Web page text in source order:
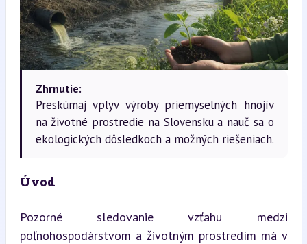
Zhrnutie:
Preskúmaj vplyv výroby priemyselných hnojív
na životné prostredie na Slovensku a nauč sa o
ekologických dôsledkoch a možných riešeniach.
Úvod
Pozorné sledovanie vzťahu medzi
poľnohospodárstvom a životným prostredím má v